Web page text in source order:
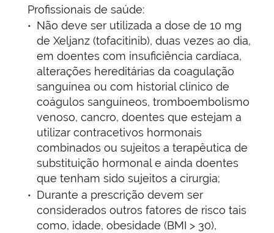
Profissionais de saúde:
Não deve ser utilizada a dose de 10 mg
de Xeljanz (tofacitinib), duas vezes ao dia,
em doentes com insuficiência cardíaca,
alterações hereditárias da coagulação
sanguínea ou com historial clínico de
coágulos sanguíneos, tromboembolismo
venoso, cancro, doentes que estejam a
utilizar contracetivos hormonais
combinados ou sujeitos a terapêutica de
substituição hormonal e ainda doentes
que tenham sido sujeitos a cirurgia;
Durante a prescrição devem ser
considerados outros fatores de risco tais
como, idade, obesidade (BMI > 30),